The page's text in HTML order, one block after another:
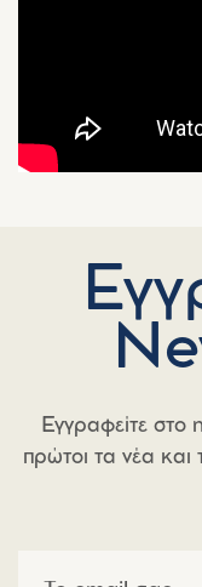
Εγγραφείτε στο
πρώτοι τα νέα και